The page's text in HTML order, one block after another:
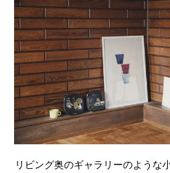
リビング奥のギャラリーのような